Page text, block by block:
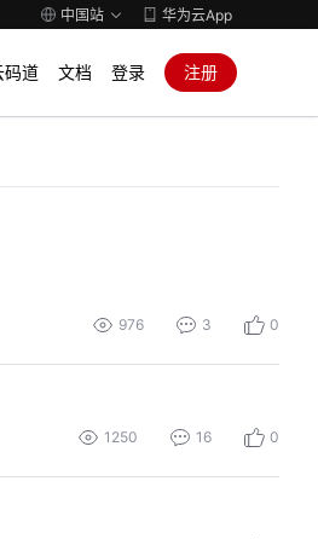
中国站 华为云App
码道 文档 登录 注册
976 3 0
1250 16 0